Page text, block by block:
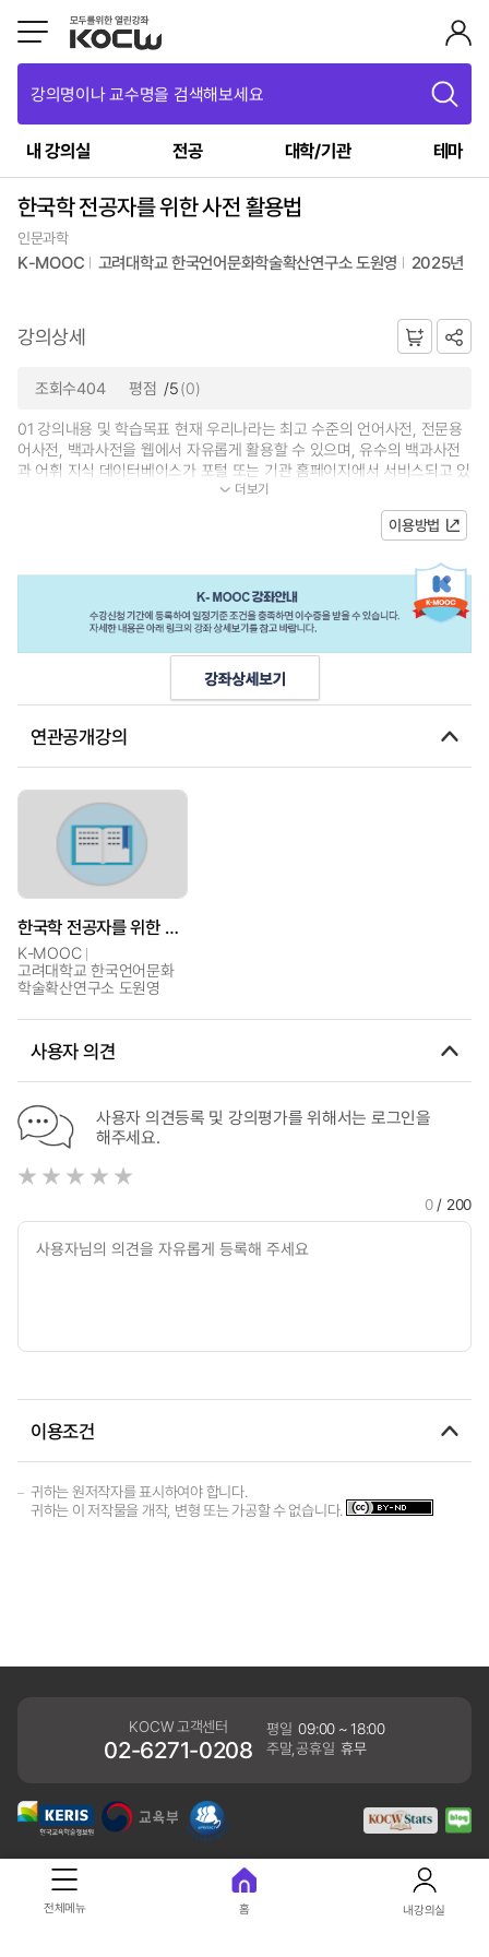
강의명이나 교수명을 검색해보세요
내 강의실 전공 대학/기관 테마
한국학 전공자를 위한 사전 활용법
인문과학
K-MOOC 고려대학교 한국언어문화학술확산연구소 도원영 2025년
강의상세
조회수404 평점 /5(0)
01 강의내용 및 학습목표 현재 우리나라는 최고 수준의 언어사전, 전문용
어사전, 백과사전을 웹에서 자유롭게 활용할 수 있으며, 유수의 백과사전
과 어휘 지식 데이터베이스가 포털 또는 기관 홈페이지에서 서비스되고 있
더보기
이용방법
연관공개강의
한국학 전공자를 위한 사전 활용법
K-MOOC
고려대학교 한국언어문화
학술확산연구소 도원영
사용자 의견
사용자 의견등록 및 강의평가를 위해서는 로그인을
해주세요.
0/ 200
이용조건
귀하는 원저작자를 표시하여야 합니다.
귀하는 이 저작물을 개작, 변형 또는 가공할 수 없습니다.
KOCW 고객센터
02-6271-0208
평일 09:00 ~ 18:00
주말,공휴일 휴무
개인정보처리방침
41061 대구광역시 동구 동내로 64 (동내동 1119) 우)41061
전체메뉴 홈 내강의실